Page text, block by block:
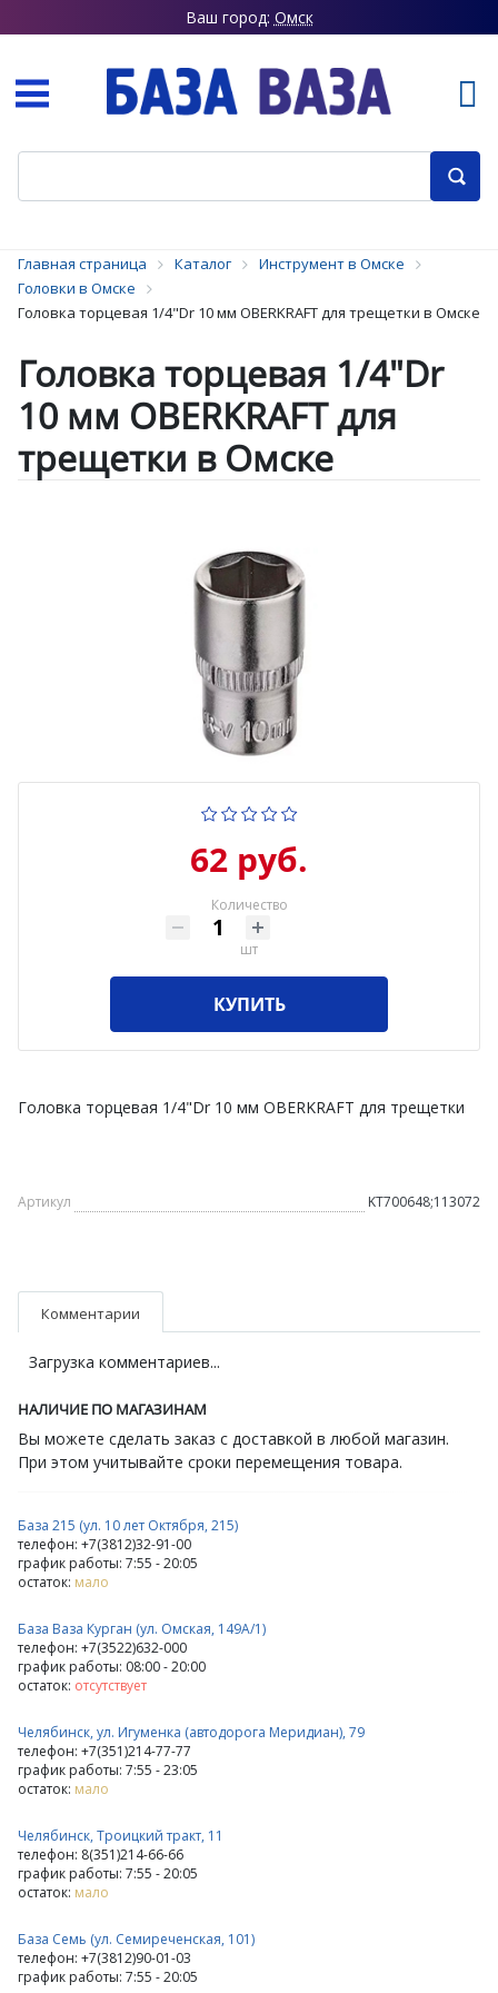
Ваш город: Омск
Главная страница Каталог
Инструмент в Омске
Головки в Омске
Головка торцевая 1/4"Dr 10 мм OBERKRAFT для трещетки в Омске
Головка торцевая 1/4"Dr
10 мм OBERKRAFT для
трещетки в Омске
62 руб.
Количество
шт
КУПИТЬ
Головка торцевая 1/4"Dr 10 мм OBERKRAFT для трещетки
Артикул KT700648;113072
Комментарии
Загрузка комментариев...
НАЛИЧИЕ ПО МАГАЗИНАМ
Вы можете сделать заказ с доставкой в любой магазин.
При этом учитывайте сроки перемещения товара.
База 215 (ул. 10 лет Октября, 215)
телефон: +7(3812)32-91-00
график работы: 7:55 - 20:05
остаток: мало
База Ваза Курган (ул. Омская, 149А/1)
телефон: +7(3522)632-000
график работы: 08:00 - 20:00
остаток: отсутствует
Челябинск, ул. Игуменка (автодорога Меридиан), 79
телефон: +7(351)214-77-77
график работы: 7:55 - 23:05
остаток: мало
Челябинск, Троицкий тракт, 11
телефон: 8(351)214-66-66
график работы: 7:55 - 20:05
остаток: мало
База Семь (ул. Семиреченская, 101)
телефон: +7(3812)90-01-03
график работы: 7:55 - 20:05